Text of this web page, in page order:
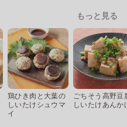
もっと見る
鶏ひき肉と大葉の
しいたけシュウマ
イ
ごちそう高野豆
しいたけあんか